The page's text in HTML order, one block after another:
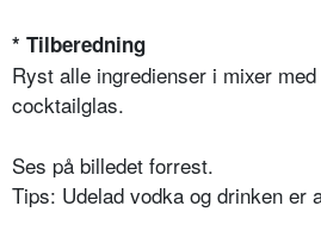
* Tilberedning
Ryst alle ingredienser i mixer
cocktailglas.
Ses på billedet forrest.
Tips: Udelad vodka og drinken er